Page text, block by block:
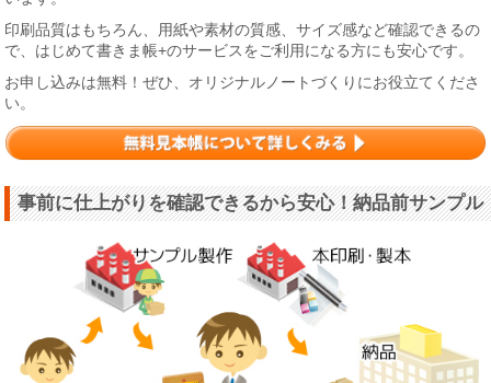
印刷品質はもちろん、用紙や素材の質感、サイズ感など確認できるの
で、はじめて書きま帳+のサービスをご利用になる方にも安心です。
お申し込みは無料！ぜひ、オリジナルノートづくりにお役立てくださ
い。
事前に仕上がりを確認できるから安心！納品前サンプル